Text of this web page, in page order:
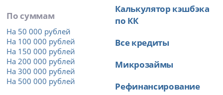
По суммам
На 50 000 рублей
На 100 000 рублей
На 150 000 рублей
На 200 000 рублей
На 300 000 рублей
На 500 000 рублей
Калькулятор кэшбэка
по КК
Все кредиты
Микрозаймы
Рефинансирование